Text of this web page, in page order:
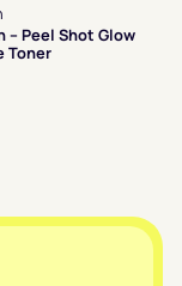
– Peel Shot Glow
Toner